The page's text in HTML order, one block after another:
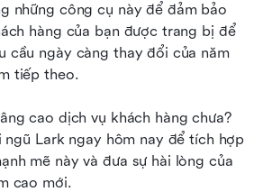
những công cụ này để đảm bảo
hàng của bạn được trang bị để
cầu ngày càng thay đổi của năm
tiếp theo.
cao dịch vụ khách hàng chưa?
ngũ Lark ngay hôm nay để tích hợp
mẽ này và đưa sự hài lòng của
cao mới.